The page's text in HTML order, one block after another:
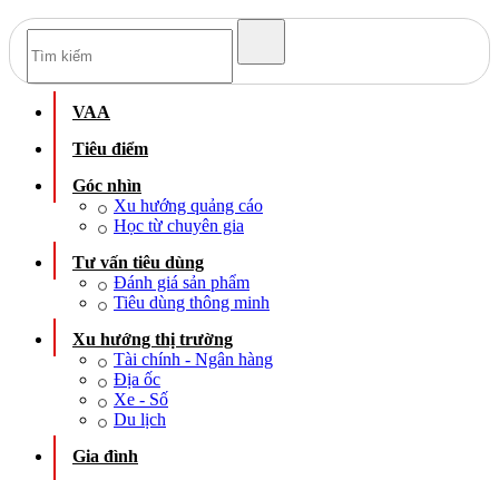
VAA
Tiêu điểm
Góc nhìn
Xu hướng quảng cáo
Học từ chuyên gia
Tư vấn tiêu dùng
Đánh giá sản phẩm
Tiêu dùng thông minh
Xu hướng thị trường
Tài chính - Ngân hàng
Địa ốc
Xe - Số
Du lịch
Gia đình